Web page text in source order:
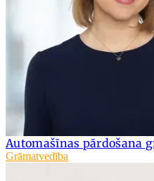
Automašīnas pārdošana
Grāmatvedība